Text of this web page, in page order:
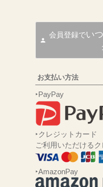
会員登録でい
お支払い方法
‣PayPay
‣クレジットカード
ご利用いただける
‣AmazonPay